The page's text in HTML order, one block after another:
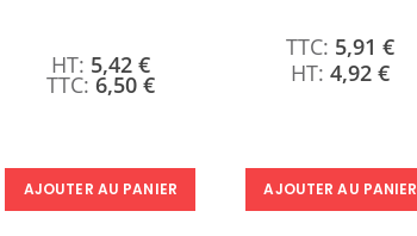
6,50 €
5,42 €
AJOUTER AU PANIER
5,91 €
4,92 €
AJOUTER AU PANIER